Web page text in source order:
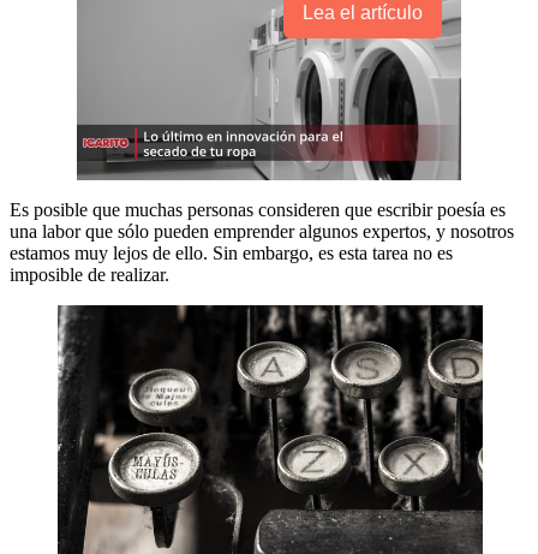
Lea el artículo
Es posible que muchas personas consideren que escribir poesía es
una labor que sólo pueden emprender algunos expertos, y nosotros
estamos muy lejos de ello. Sin embargo, es esta tarea no es
imposible de realizar.